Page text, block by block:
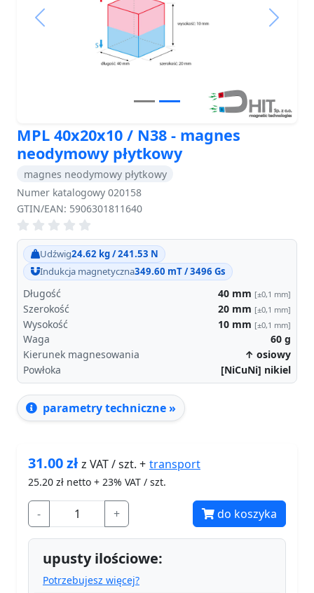
Previous Next
MPL 40x20x10 / N38 - magnes
neodymowy płytkowy
magnes neodymowy płytkowy
Numer katalogowy 020158
GTIN/EAN: 5906301811640
Udźwig24.62 kg / 241.53 N
Indukcja magnetyczna349.60 mT / 3496 Gs
Długość 40 mm [±0,1 mm]
Szerokość 20 mm [±0,1 mm]
Wysokość 10 mm [±0,1 mm]
Waga 60 g
Kierunek magnesowania
↑ osiowy
Powłoka
[NiCuNi] nikiel
parametry techniczne »
31.00złz VAT / szt. + transport
25.20 zł netto + 23% VAT / szt.
- + do koszyka
upusty ilościowe:
Potrzebujesz więcej?